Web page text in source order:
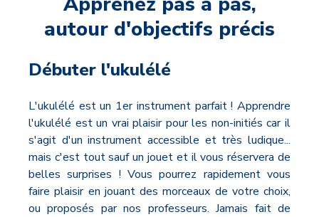
autour d'objectifs précis
Débuter l'ukulélé
L'ukulélé est un 1er instrument parfait ! Apprendre
l'ukulélé est un vrai plaisir pour les non-initiés car il
s'agit d'un instrument accessible et très ludique...
mais c'est tout sauf un jouet et il vous réservera de
belles surprises ! Vous pourrez rapidement vous
faire plaisir en jouant des morceaux de votre choix,
ou proposés par nos professeurs. Jamais fait de